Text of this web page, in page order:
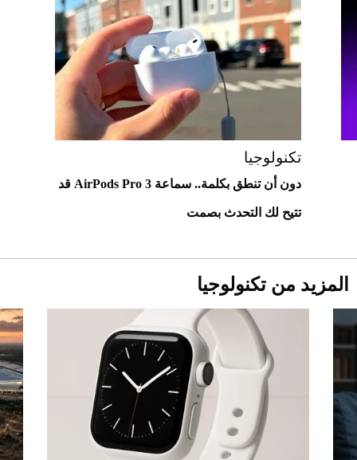
أغلى 10 عطور في العالم للرجال تمنحك فخامة
Aston Martin Valiant: على هوى الأبطال
2026-07-25
قبل ليلة النزال.. اكتمال وزن أبطال "The
2026-07-25
تكنولوجيا
دون أن تنطق بكلمة.. سماعة AirPods Pro 3 قد
تتيح لك التحدث بصمت
المزيد من تكنولوجيا